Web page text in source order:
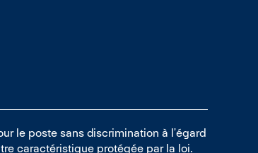
le poste sans discrimination à l’égard
caractéristique protégée par la loi.